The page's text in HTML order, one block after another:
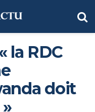
la RDC
doit